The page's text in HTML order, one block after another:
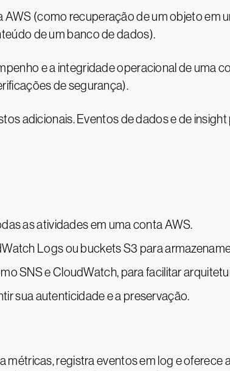
(como recuperação de um objeto em
de um banco de dados).
e a integridade operacional de uma
de segurança).
adicionais. Eventos de dados e de
as atividades em uma conta AWS.
Logs ou buckets S3 para
SNS e CloudWatch, para facilitar
sua autenticidade e a preservação.
registra eventos em log e oferece